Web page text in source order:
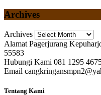
Archives
Archives
Alamat Pagerjurang
55583
Hubungi Kami 081 1295
Email
Tentang Kami